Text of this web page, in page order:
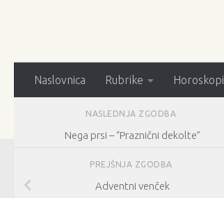
Naslovnica Rubrike Horoskopi
NASLEDNJA ZGODBA
Nega prsi – “Praznični dekolte”
PREJŠNJA ZGODBA
Adventni venček